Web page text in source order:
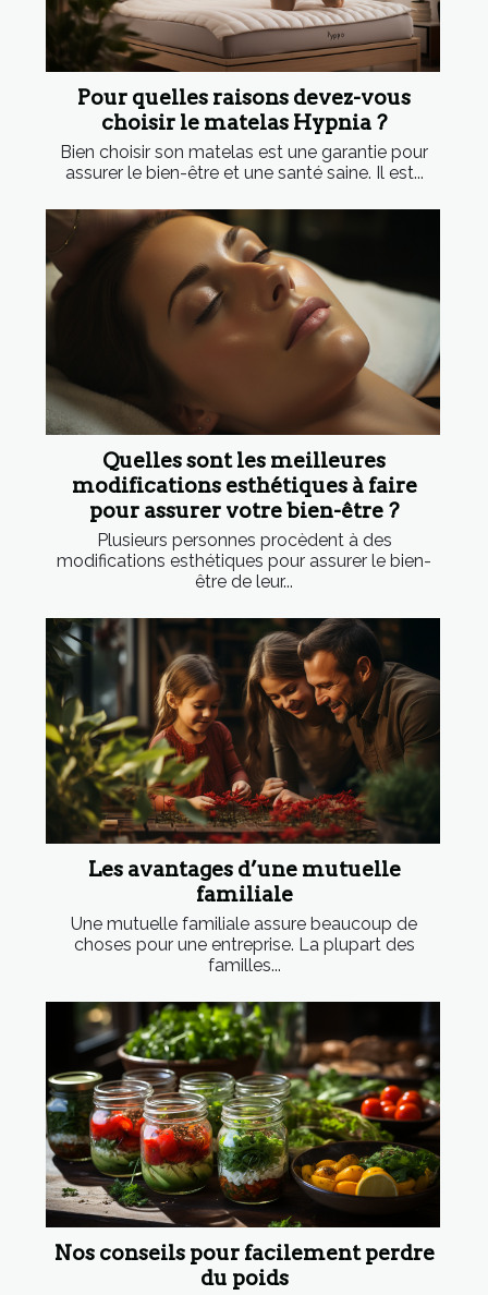
Pour quelles raisons devez-vous
choisir le matelas Hypnia ?
Bien choisir son matelas est une garantie pour
assurer le bien-être et une santé saine. Il est...
Quelles sont les meilleures
modifications esthétiques à faire
pour assurer votre bien-être ?
Plusieurs personnes procèdent à des
modifications esthétiques pour assurer le bien-
être de leur...
Les avantages d’une mutuelle
familiale
Une mutuelle familiale assure beaucoup de
choses pour une entreprise. La plupart des
familles...
Nos conseils pour facilement perdre
du poids